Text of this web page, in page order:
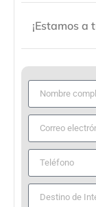
¡Estamos a